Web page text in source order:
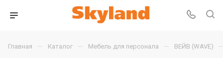
Главная — Каталог — Мебель для персонала — ВЕЙВ (WAVE)